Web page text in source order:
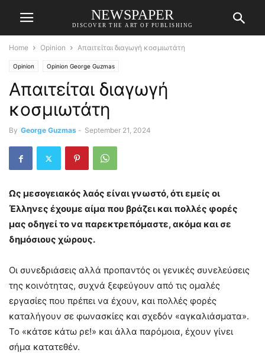
NEWSPAPER
DISCOVER THE ART OF PUBLISHING
Home Opinion Απαιτείται διαγωγή κοσμιωτάτη
Opinion Opinion George Guzmas
Απαιτείται διαγωγή
κοσμιωτάτη
By George Guzmas - September 21, 2024
Ως μεσογειακός λαός είναι γνωστό, ότι εμείς οι
Έλληνες έχουμε αίμα που βράζει και πολλές φορές
μας οδηγεί το να παρεκτρεπόμαστε, ακόμα και σε
δημόσιους χώρους.
Οι συνεδριάσεις αλλά προπαντός οι γενικές συνελεύσεις
της κοινότητας, συχνά ξεφεύγουν από τις ομαλές
εργασίες που πρέπει να έχουν, και πολλές φορές
καταλήγουν σε φωνασκίες και σχεδόν «αγκαλιάσματα».
Το «κάτσε κάτω ρε!» και άλλα παρόμοια, έχουν γίνει
σήμα κατατεθέν.